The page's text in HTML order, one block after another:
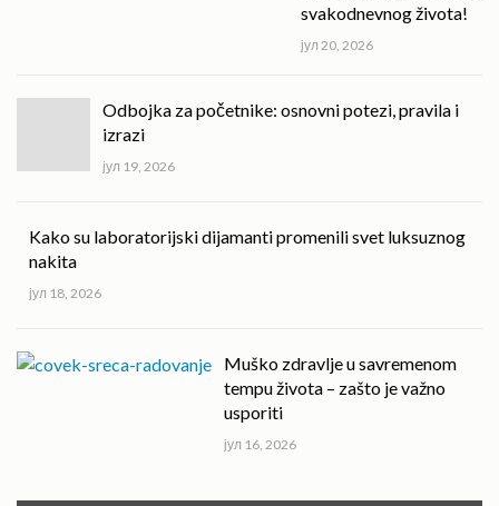
svakodnevnog života!
јул 20, 2026
Odbojka za početnike: osnovni potezi, pravila i
izrazi
јул 19, 2026
Kako su laboratorijski dijamanti promenili svet luksuznog
nakita
јул 18, 2026
Muško zdravlje u savremenom
tempu života – zašto je važno
usporiti
јул 16, 2026